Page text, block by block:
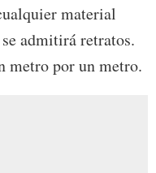
material
admitirá retratos.
metro por un metro.